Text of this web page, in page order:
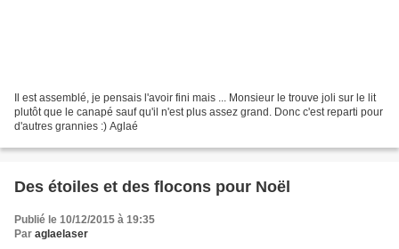
Il est assemblé, je pensais l'avoir fini mais ... Monsieur le trouve joli sur le lit
plutôt que le canapé sauf qu'il n'est plus assez grand. Donc c'est reparti pour
d'autres grannies :) Aglaé
Des étoiles et des flocons pour Noël
Publié le 10/12/2015 à 19:35
Par aglaelaser